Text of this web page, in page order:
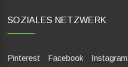
SOZIALES NETZWERK
Pinterest Facebook Instagram